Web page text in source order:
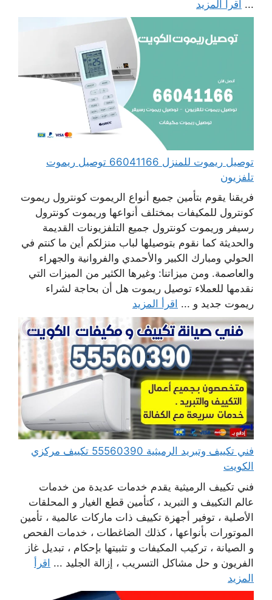
... اقرأ المزيد
توصيل ريموت للمنزل 66041166 توصيل ريموت
تلفزيون
فريقنا يقوم بتأمين جميع أنواع الريموت كونترول ريموت
كونترول للمكيفات بمختلف أنواعها وريموت كونترول
رسيفر وريموت كونترول جميع التلفزيونات القديمة
والحديثة كما نقوم بتوصيلها لباب منزلكم أين ما كنتم في
الحولي ومبارك الكبير والأحمدي والفروانية والجهراء
والعاصمة. ومن ميزاتنا: وغيرها الكثير من الميزات التي
نقدمها للعملاء توصيل ريموت هل أن بحاجة لشراء
ريموت جديد و ... اقرأ المزيد
فني تكييف وتبريد الرميثية 55560390 تكييف مركزي
الكويت
فني تكييف الرميثية يقدم خدمات عديدة من خدمات
عالم التكييف و التبريد ، كتأمين قطع الغيار و المحلقات
الأصلية ، توفير أجهزة تكييف ذات ماركات عالمية ، تأمين
الموتورات بأنواعها ، كذلك الضاغطات ، خدمات الفحص
و الصيانة ، تركيب المكيفات و تثبيتها بإحكام ، تبديل غاز
الفريون و حل مشاكل التسريب ، إزالة الجليد ... اقرأ
المزيد